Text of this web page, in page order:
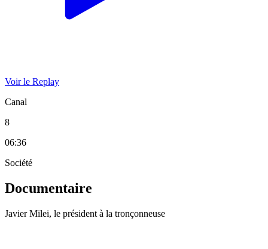
Voir le Replay
Canal
8
06:36
Société
Documentaire
Javier Milei, le président à la tronçonneuse